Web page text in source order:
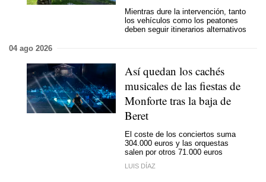
Mientras dure la intervención, tanto
los vehículos como los peatones
deben seguir itinerarios alternativos
04 ago 2026
Así quedan los cachés
musicales de las fiestas de
Monforte tras la baja de
Beret
El coste de los conciertos suma
304.000 euros y las orquestas
salen por otros 71.000 euros
LUIS DÍAZ